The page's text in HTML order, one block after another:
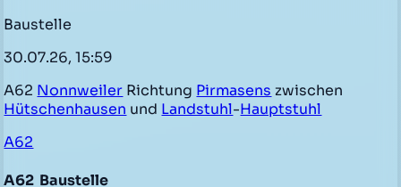
Baustelle
30.07.26, 15:59
A62 Nonnweiler Richtung Pirmasens zwischen
Hütschenhausen und Landstuhl-Hauptstuhl
A62
A62 Baustelle